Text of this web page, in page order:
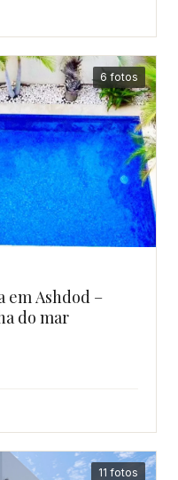
6 fotos
em Ashdod –
do mar
11 fotos